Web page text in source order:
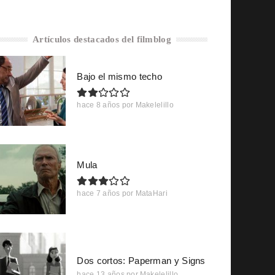
Artículos destacados del filmblog
Bajo el mismo techo
hace 8 años por Makelelillo
Mula
hace 7 años por MataHari
Dos cortos: Paperman y Signs